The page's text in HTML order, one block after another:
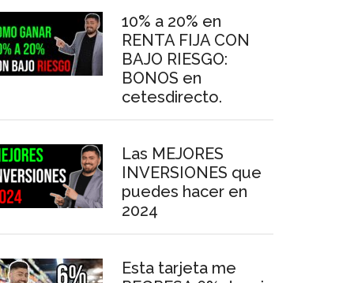
10% a 20% en
RENTA FIJA CON
BAJO RIESGO:
BONOS en
cetesdirecto.
Las MEJORES
INVERSIONES que
puedes hacer en
2024
Esta tarjeta me